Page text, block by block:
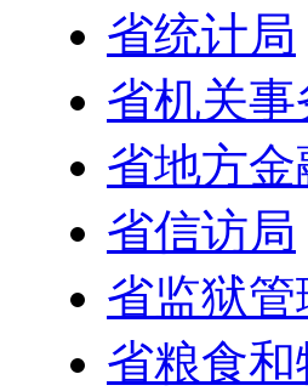
省统计局
省机关
省地方
省信访局
省监狱管
省粮食